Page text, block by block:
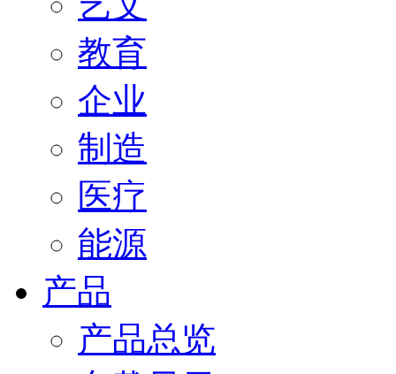
教育
企业
制造
医疗
能源
产品
产品总览